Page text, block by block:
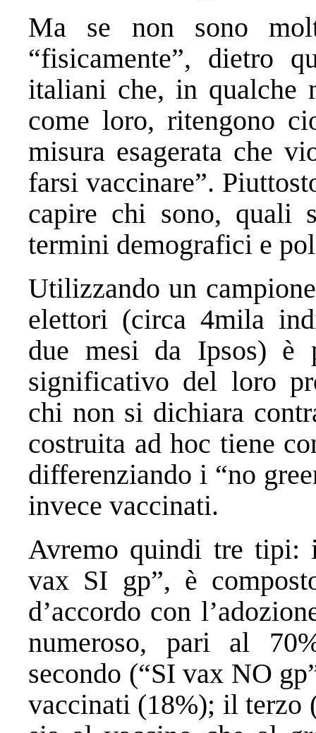
Ma se non sono
“fisicamente”, dietro
italiani che, in qualche
come loro, ritengono
misura esagerata che
farsi vaccinare”.
capire chi sono, quali
termini demografici e
Utilizzando un
elettori (circa 4mila
due mesi da Ipsos) è
significativo del loro
chi non si dichiara
costruita ad hoc tiene
differenziando i “no
invece vaccinati.
Avremo quindi tre tipi:
vax SI gp”, è
d’accordo con
numeroso, pari al
secondo (“SI vax NO
vaccinati (18%); il terzo